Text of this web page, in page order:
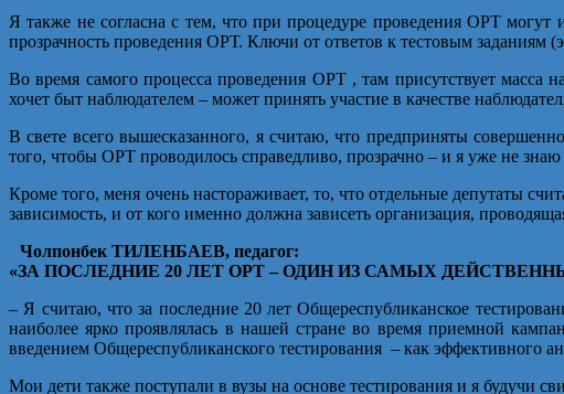
Я также не согласна с тем, что при процедуре проведения ОРТ могут
прозрачность проведения ОРТ. Ключи от ответов к тестовым заданиям
Во время самого процесса проведения ОРТ , там присутствует масса
хочет быт наблюдателем – может принять участие в качестве
В свете всего вышесказанного, я считаю, что предприняты
того, чтобы ОРТ проводилось справедливо, прозрачно – и я уже не
Кроме того, меня очень настораживает, то, что отдельные депутаты
зависимость, и от кого именно должна зависеть организация,
Чолпонбек ТИЛЕНБАЕВ, педагог:
«ЗА ПОСЛЕДНИЕ 20 ЛЕТ ОРТ – ОДИН ИЗ САМЫХ
– Я считаю, что за последние 20 лет Общереспубликанское
наиболее ярко проявлялась в нашей стране во время приемной
введением Общереспубликанского тестирования – как эффективного
Мои дети также поступали в вузы на основе тестирования и я будучи